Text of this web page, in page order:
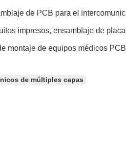
de PCB para el
impresos, ensamblaje de
montaje de equipos médicos
de múltiples capas